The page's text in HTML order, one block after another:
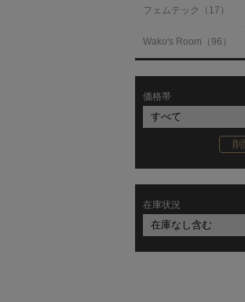
フェムテック（17）
Wako's Room（96）
価格帯
在庫状況